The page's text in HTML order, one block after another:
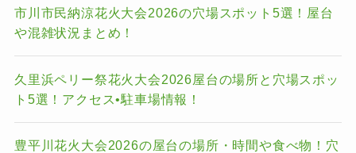
市川市民納涼花火大会2026の穴場スポット5選！屋台
や混雑状況まとめ！
久里浜ペリー祭花火大会2026屋台の場所と穴場スポッ
ト5選！アクセス•駐車場情報！
豊平川花火大会2026の屋台の場所・時間や食べ物！穴